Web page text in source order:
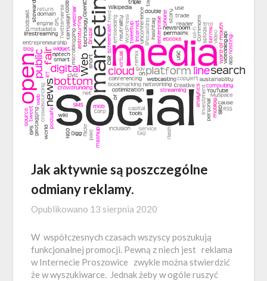
Jak aktywnie są poszczególne
odmiany reklamy.
Opublikowano 13 sierpnia 2020
W współczesnych czasach wszyscy poszukują
funkcjonalnej promocji. Pewną z niech jest reklama
w Internecie Proszowice zwykle można stwierdzić
że w wyszukiwarce. Jednak żeby w ogóle ruszyć